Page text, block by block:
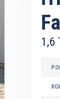
1,6